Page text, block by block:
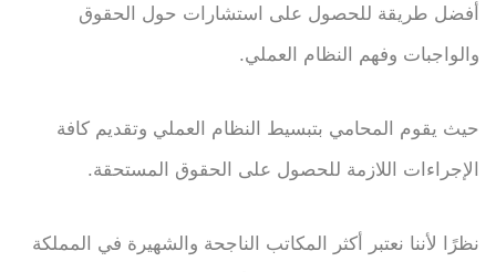
أفضل طريقة للحصول على استشارات حول الحقوق
والواجبات وفهم النظام العملي.
حيث يقوم المحامي بتبسيط النظام العملي وتقديم كافة
الإجراءات اللازمة للحصول على الحقوق المستحقة.
نظرًا لأننا نعتبر أكثر المكاتب الناجحة والشهيرة في المملكة